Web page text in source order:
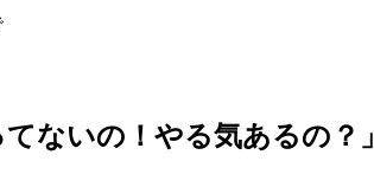
てないの！やる気あるの？」